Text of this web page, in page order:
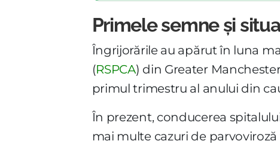
Primele semne și
Îngrijorările au apărut în luna
(RSPCA) din Greater
primul trimestru al anului din
În prezent, conducerea
mai multe cazuri de